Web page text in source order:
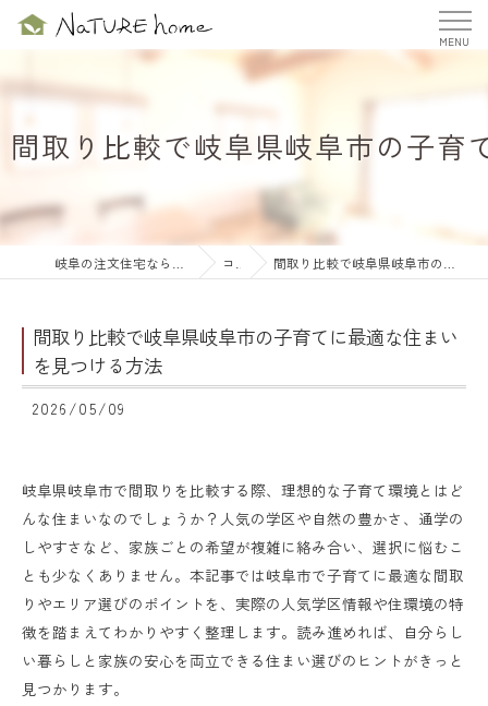
間取り比較で岐阜県岐阜市の子育
コラム 間取り比較で岐阜県岐阜市の子育てに最適な住まいを見つける方法
間取り比較で岐阜県岐阜市の子育てに最適な住まい
を見つける方法
2026/05/09
岐阜県岐阜市で間取りを比較する際、理想的な子育て環境とはど
んな住まいなのでしょうか？人気の学区や自然の豊かさ、通学の
しやすさなど、家族ごとの希望が複雑に絡み合い、選択に悩むこ
とも少なくありません。本記事では岐阜市で子育てに最適な間取
りやエリア選びのポイントを、実際の人気学区情報や住環境の特
徴を踏まえてわかりやすく整理します。読み進めれば、自分らし
い暮らしと家族の安心を両立できる住まい選びのヒントがきっと
見つかります。